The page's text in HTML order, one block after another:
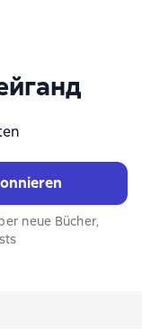
neue Bücher,